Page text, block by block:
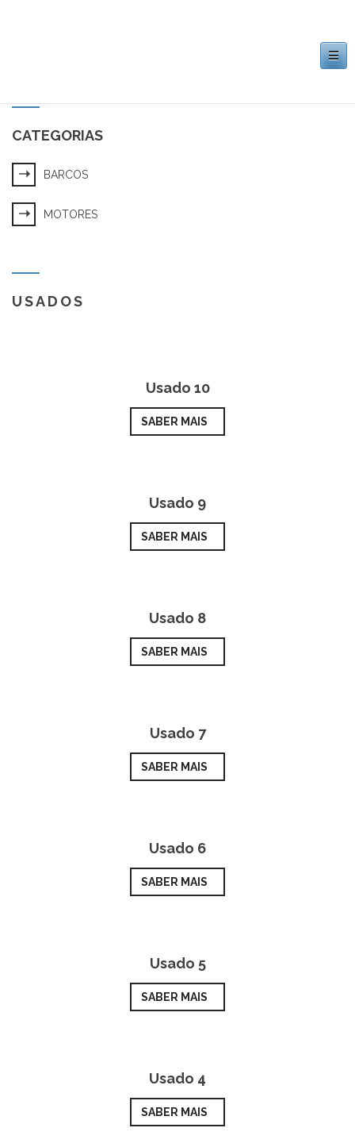
Toggle
navigation
CATEGORIAS
BARCOS
MOTORES
USADOS
Usado 10
SABER MAIS
Usado 9
SABER MAIS
Usado 8
SABER MAIS
Usado 7
SABER MAIS
Usado 6
SABER MAIS
Usado 5
SABER MAIS
Usado 4
SABER MAIS